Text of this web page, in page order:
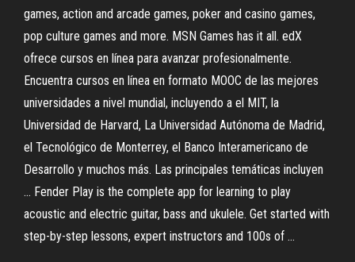
games, action and arcade games, poker and casino games,
pop culture games and more. MSN Games has it all. edX
ofrece cursos en línea para avanzar profesionalmente.
Encuentra cursos en línea en formato MOOC de las mejores
universidades a nivel mundial, incluyendo a el MIT, la
Universidad de Harvard, La Universidad Autónoma de Madrid,
el Tecnológico de Monterrey, el Banco Interamericano de
Desarrollo y muchos más. Las principales temáticas incluyen
… Fender Play is the complete app for learning to play
acoustic and electric guitar, bass and ukulele. Get started with
step-by-step lessons, expert instructors and 100s of …